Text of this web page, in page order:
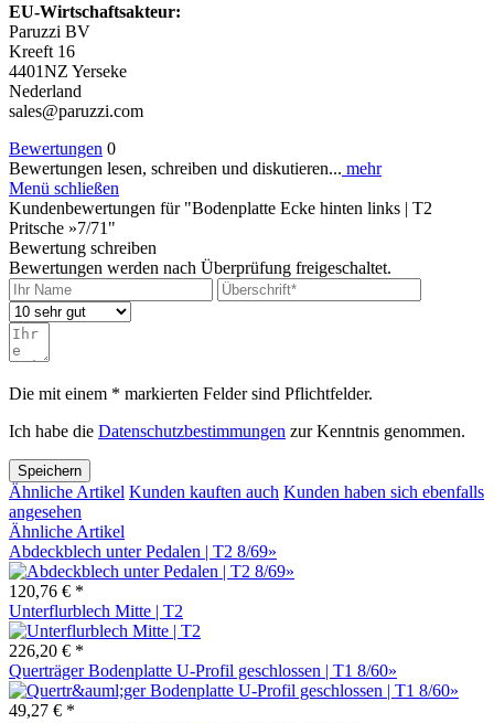
EU-Wirtschaftsakteur:
Paruzzi BV
Kreeft 16
4401NZ Yerseke
Nederland
sales@paruzzi.com
Bewertungen 0
Bewertungen lesen, schreiben und diskutieren... mehr
Menü schließen
Kundenbewertungen für "Bodenplatte Ecke hinten links | T2
Pritsche »7/71"
Bewertung schreiben
Bewertungen werden nach Überprüfung freigeschaltet.
Die mit einem * markierten Felder sind Pflichtfelder.
Ich habe die Datenschutzbestimmungen zur Kenntnis genommen.
Speichern
Ähnliche Artikel Kunden kauften auch Kunden haben sich ebenfalls
angesehen
Ähnliche Artikel
Abdeckblech unter Pedalen | T2 8/69»
120,76 € *
Unterflurblech Mitte | T2
226,20 € *
Querträger Bodenplatte U-Profil geschlossen | T1 8/60»
49,27 € *